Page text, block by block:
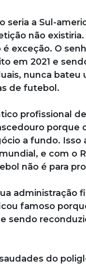
seria a Sul-
não
exceção. O
em 2021 e
nunca
de futebol.
profissional
a fundo.
e com o
não é para
administração
famoso
sendo
do